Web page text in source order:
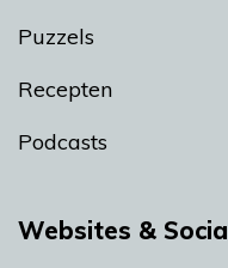
Puzzels
Recepten
Podcasts
Websites & Social